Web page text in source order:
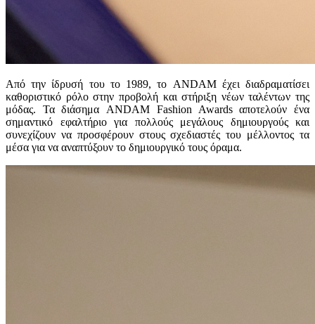
Από την ίδρυσή του το 1989, το ANDAM έχει διαδραματίσει
καθοριστικό ρόλο στην προβολή και στήριξη νέων ταλέντων της
μόδας. Τα διάσημα ANDAM Fashion Awards αποτελούν ένα
σημαντικό εφαλτήριο για πολλούς μεγάλους δημιουργούς και
συνεχίζουν να προσφέρουν στους σχεδιαστές του μέλλοντος τα
μέσα για να αναπτύξουν το δημιουργικό τους όραμα.